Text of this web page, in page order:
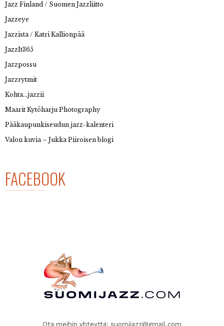
Jazz Finland / Suomen Jazzliitto
Jazzeye
Jazzista / Katri Kallionpää
JazzIt365
Jazzpossu
Jazzrytmit
Kohta…jazzii
Maarit Kytöharju Photography
Pääkaupunkiseudun jazz-kalenteri
Valon kuvia – Jukka Piiroisen blogi
FACEBOOK
Ota meihin yhteyttä: suomijazz@gmail.com